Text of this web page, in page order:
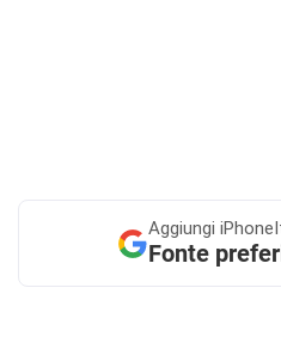
Aggiungi
Fonte